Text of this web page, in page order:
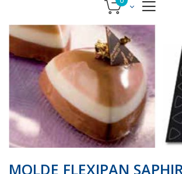
Saltar
al
final
de
galería
imágenes
Saltar
al
comienzo
de
galería
imágenes
MOLDE FLEXIPAN